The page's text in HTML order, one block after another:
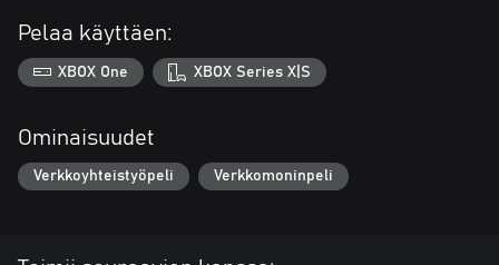
Pelaa käyttäen:
XBOX One XBOX Series X|S
Ominaisuudet
Verkkoyhteistyöpeli Verkkomoninpeli